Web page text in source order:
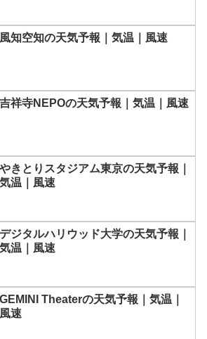
風知空知の天気予報｜気温｜風速
吉祥寺NEPOの天気予報｜気温｜風速
やきとりスタジアム東京の天気予報｜
気温｜風速
デジタルハリウッド大学の天気予報｜
気温｜風速
GEMINI Theaterの天気予報｜気温｜
風速